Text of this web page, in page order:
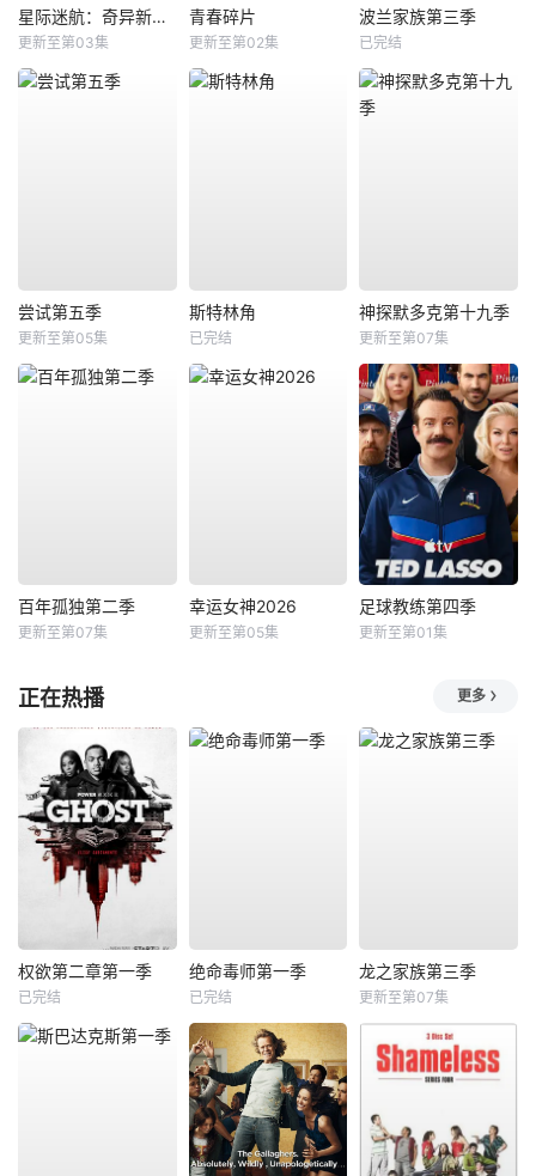
星际迷航：奇异新世界第四季
更新至第03集
青春碎片
更新至第02集
波兰家族第三季
已完结
尝试第五季
更新至第05集
斯特林角
已完结
神探默多克第十九季
更新至第07集
百年孤独第二季
更新至第07集
幸运女神2026
更新至第05集
足球教练第四季
更新至第01集
正在热播 更多
权欲第二章第一季
已完结
绝命毒师第一季
已完结
龙之家族第三季
更新至第07集